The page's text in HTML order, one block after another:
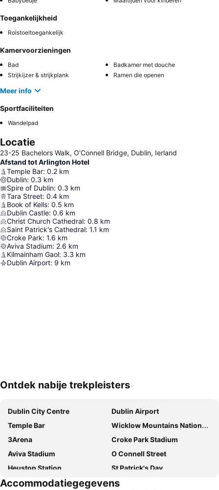
Toegankelijkheid
Rolstoeltoegankelijk
Kamervoorzieningen
Bad
Badkamer met douche
Strijkijzer & strijkplank
Ramen die openen
Meer info
Sportfaciliteiten
Wandelpad
Locatie
23-25 Bachelors Walk, O'Connell Bridge, Dublin, Ierland
Afstand tot Arlington Hotel
Temple Bar: 0.2 km
Dublin: 0.3 km
Spire of Dublin: 0.3 km
Tara Street: 0.4 km
Book of Kells: 0.5 km
Dublin Castle: 0.6 km
Christ Church Cathedral: 0.8 km
Saint Patrick's Cathedral: 1.1 km
Croke Park: 1.6 km
Aviva Stadium: 2.6 km
Kilmainham Gaol: 3.3 km
Dublin Airport: 9 km
Kaart uitvouwen
Ontdek nabije trekpleisters
Dublin City Centre
Dublin Airport
Temple Bar
Wicklow Mountains National Park
3Arena
Croke Park Stadium
Aviva Stadium
O Connell Street
Heuston Station
St Patrick's Day
Guinness Store House
Blanchardstown
Accommodatiegegevens